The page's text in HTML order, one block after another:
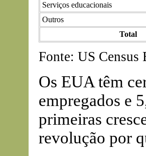
Serviços educacionais
Outros
Total
Fonte: US Census
Os EUA têm
empregados e
primeiras
revolução por